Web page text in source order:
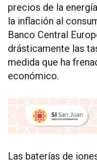
precios de la
la inflación al
Banco Central
drásticamente las
medida que ha
económico.
Las baterías de